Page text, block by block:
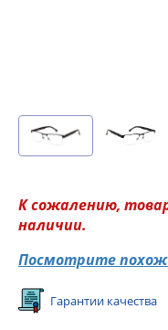
К сожалению,
наличии.
Посмотрите
Гарантии качества